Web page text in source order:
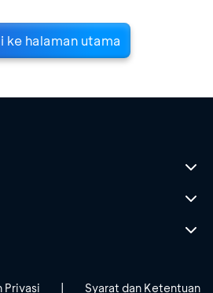
ke halaman utama
Privasi Syarat dan Ketentuan